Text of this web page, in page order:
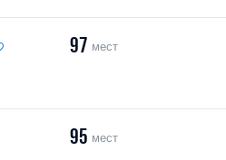
97 мест
95 мест